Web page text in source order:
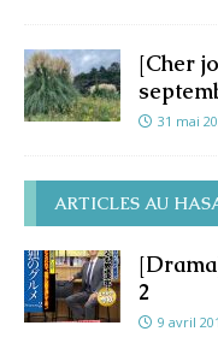
[Cher
31 mai
ARTICLES AU
2
9 avril